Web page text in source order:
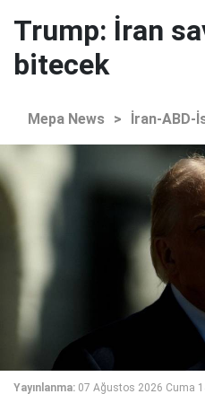
Trump: İran
bitecek
Mepa News > İran-ABD-
Yayınlanma: 07 Ağustos 2026 Cuma